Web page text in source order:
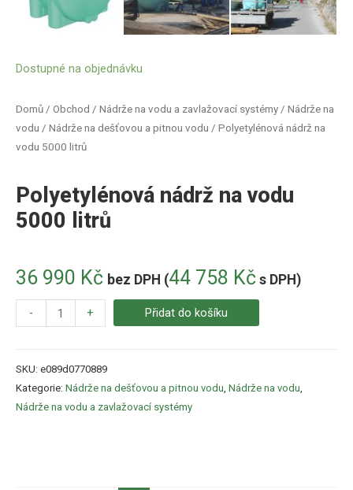
Domů / Obchod / Nádrže na vodu a zavlažovací systémy / Nádrže na
vodu / Nádrže na dešťovou a pitnou vodu / Polyetylénová nádrž na
vodu 5000 litrů
Polyetylénová nádrž na vodu
5000 litrů
36 990 Kč bez DPH (44 758 Kč s DPH)
Dostupné na objednávku
- + Přidat do košíku
SKU: e089d0770889
Kategorie: Nádrže na dešťovou a pitnou vodu Nádrže na vodu
Nádrže na vodu a zavlažovací systémy